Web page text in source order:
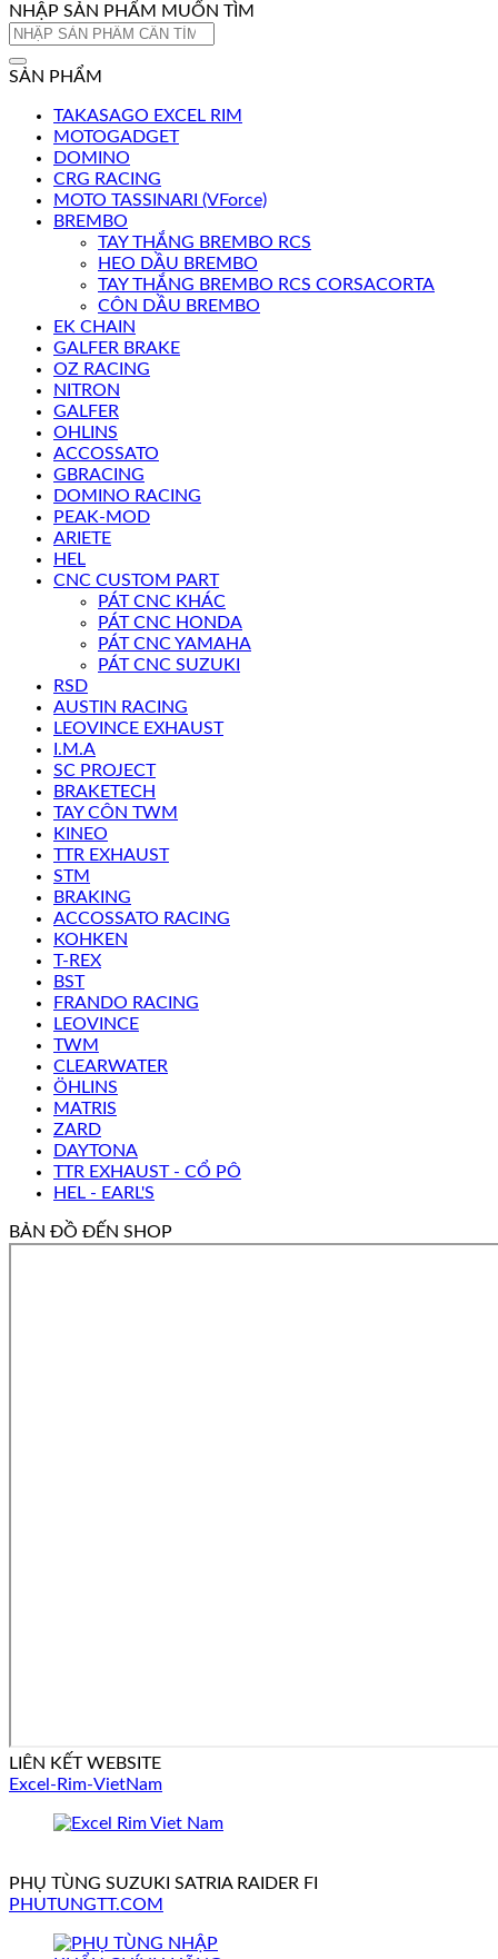
NHẬP SẢN PHẨM MUỐN TÌM
Tìm
SẢN PHẨM
TAKASAGO EXCEL RIM
MOTOGADGET
DOMINO
CRG RACING
MOTO TASSINARI (VForce)
BREMBO
TAY THẮNG BREMBO RCS
HEO DẦU BREMBO
TAY THẮNG BREMBO RCS CORSACORTA
CÔN DẦU BREMBO
EK CHAIN
GALFER BRAKE
OZ RACING
NITRON
GALFER
OHLINS
ACCOSSATO
GBRACING
DOMINO RACING
PEAK-MOD
ARIETE
HEL
CNC CUSTOM PART
PÁT CNC KHÁC
PÁT CNC HONDA
PÁT CNC YAMAHA
PÁT CNC SUZUKI
RSD
AUSTIN RACING
LEOVINCE EXHAUST
I.M.A
SC PROJECT
BRAKETECH
TAY CÔN TWM
KINEO
TTR EXHAUST
STM
BRAKING
ACCOSSATO RACING
KOHKEN
T-REX
BST
FRANDO RACING
LEOVINCE
TWM
CLEARWATER
ÖHLINS
MATRIS
ZARD
DAYTONA
TTR EXHAUST - CỔ PÔ
HEL - EARL'S
BẢN ĐỒ ĐẾN SHOP
LIÊN KẾT WEBSITE
Excel-Rim-VietNam
PHỤ TÙNG SUZUKI SATRIA RAIDER FI
PHUTUNGTT.COM